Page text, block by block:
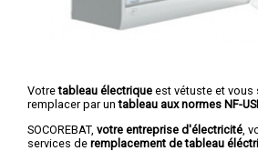
Votretableau électrique est vétuste et vous
remplacer par untableau aux normes NF-
SOCOREBAT, votre entreprise d'électricité,
services de remplacement de tableau